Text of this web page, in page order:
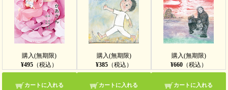
購入(無期限)
¥495 （税込）
カートに入れる
購入(無期限)
¥385（税込）
カートに入れる
購入(無期限)
¥660（税込）
カートに入れる